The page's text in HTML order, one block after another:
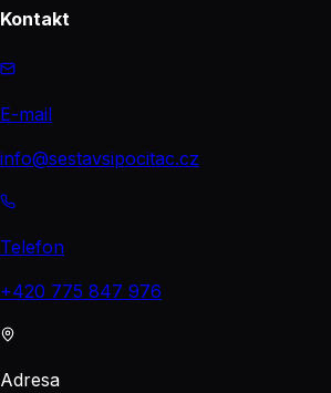
Kontakt
E-mail
info@sestavsipocitac.cz
Telefon
+420 775 847 976
Adresa